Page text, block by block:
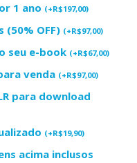
1 ano (+R$197,00)
(50% OFF) (+R$97,00)
seu e-book (+R$67,00)
venda (+R$97,00)
para download
(+R$19,90)
acima inclusos